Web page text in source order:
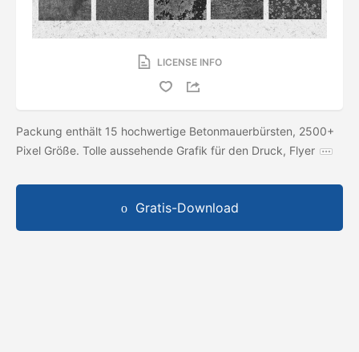
LICENSE INFO
Packung enthält 15 hochwertige Betonmauerbürsten, 2500+
Pixel Größe. Tolle aussehende Grafik für den Druck, Flyer
Gratis-Download